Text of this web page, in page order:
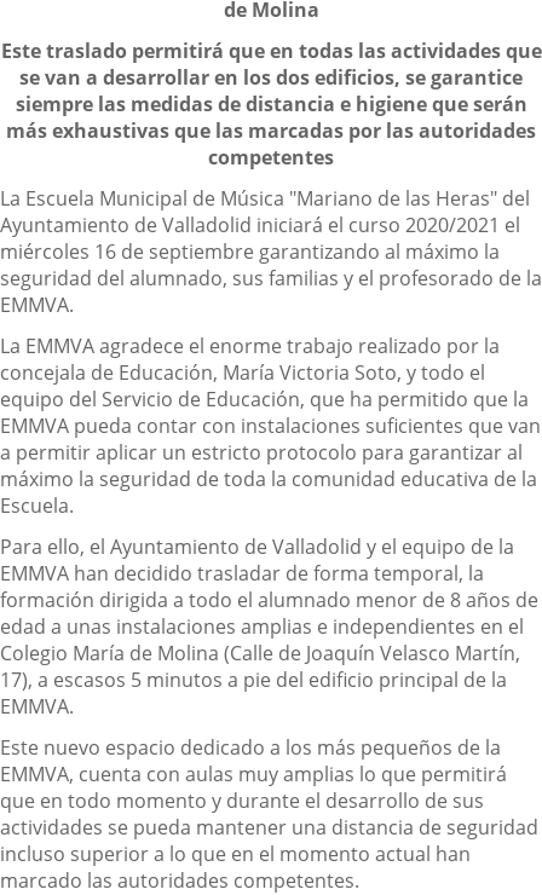
de Molina
Este traslado permitirá que en todas las actividades que
se van a desarrollar en los dos edificios, se garantice
siempre las medidas de distancia e higiene que serán
más exhaustivas que las marcadas por las autoridades
competentes
La Escuela Municipal de Música "Mariano de las Heras" del
Ayuntamiento de Valladolid iniciará el curso 2020/2021 el
miércoles 16 de septiembre garantizando al máximo la
seguridad del alumnado, sus familias y el profesorado de la
EMMVA.
La EMMVA agradece el enorme trabajo realizado por la
concejala de Educación, María Victoria Soto, y todo el
equipo del Servicio de Educación, que ha permitido que la
EMMVA pueda contar con instalaciones suficientes que van
a permitir aplicar un estricto protocolo para garantizar al
máximo la seguridad de toda la comunidad educativa de la
Escuela.
Para ello, el Ayuntamiento de Valladolid y el equipo de la
EMMVA han decidido trasladar de forma temporal, la
formación dirigida a todo el alumnado menor de 8 años de
edad a unas instalaciones amplias e independientes en el
Colegio María de Molina (Calle de Joaquín Velasco Martín,
17), a escasos 5 minutos a pie del edificio principal de la
EMMVA.
Este nuevo espacio dedicado a los más pequeños de la
EMMVA, cuenta con aulas muy amplias lo que permitirá
que en todo momento y durante el desarrollo de sus
actividades se pueda mantener una distancia de seguridad
incluso superior a lo que en el momento actual han
marcado las autoridades competentes.